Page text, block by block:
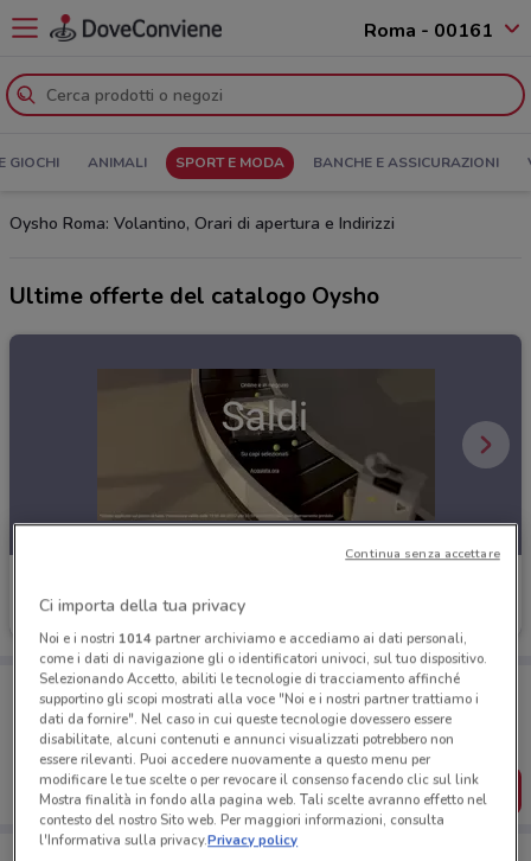
Roma - 00161
GIOCHI ANIMALI SPORT E MODA BANCHE E ASSICURAZIONI
Oysho Roma: Volantino, Orari di apertura e Indirizzi
Ultime offerte del catalogo Oysho
Scade il 02/09
Porta DoveConviene sempre con te!
Puoi trovare le migliori offerte dei negozi vicino a te,
salvarle e creare la tua lista del risparmio, comodamente
dal tuo cellulare.
SCARICA L’APP
Ci importa della tua privacy
Noi e i nostri 1014partner archiviamo e accediamo ai dati personali,
come i dati di navigazione gli o identificatori univoci, sul tuo dispositivo.
Selezionando Accetto, abiliti le tecnologie di tracciamento affinché
supportino gli scopi mostrati alla voce "Noi e i nostri partner trattiamo i
dati da fornire". Nel caso in cui queste tecnologie dovessero essere
disabilitate, alcuni contenuti e annunci visualizzati potrebbero non
essere rilevanti. Puoi accedere nuovamente a questo menu per
modificare le tue scelte o per revocare il consenso facendo clic sul link
Mostra finalità in fondo alla pagina web. Tali scelte avranno effetto nel
contesto del nostro Sito web. Per maggiori informazioni, consulta
l'Informativa sulla privacy.Privacy policy
Continua senza accettare